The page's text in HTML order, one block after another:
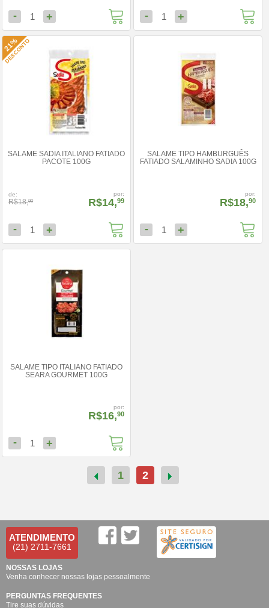
- 1 + - 1 +
21%
DESCONTO
SALAME SADIA ITALIANO FATIADO
PACOTE 100G
de:
R$18,90
por:
R$14,99
- 1 +
SALAME TIPO HAMBURGUÊS
FATIADO SALAMINHO SADIA 100G
por:
R$18,90
- 1 +
SALAME TIPO ITALIANO FATIADO
SEARA GOURMET 100G
por:
R$16,90
- 1 +
1 2
ATENDIMENTO
(21) 2711-7661
NOSSAS LOJAS
Venha conhecer nossas lojas pessoalmente
PERGUNTAS FREQUENTES
Tire suas dúvidas